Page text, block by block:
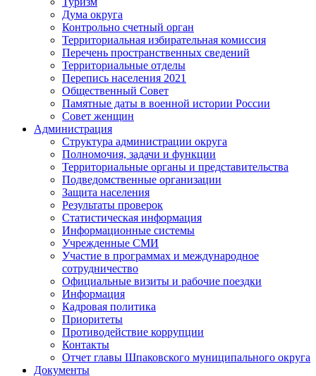
Дума округа
Контрольно счетный орган
Территориальная избирательная комиссия
Перечень пространственных сведений
Территориальные отделы
Перепись населения 2021
Общественный Совет
Памятные даты в военной истории России
Совет женщин
Администрация
Структура администрации округа
Полномочия, задачи и функции
Территориальные органы и представительства
Подведомственные организации
Защита населения
Результаты проверок
Статистическая информация
Информационные системы
Учрежденные СМИ
Участие в программах и международное
сотрудничество
Официальные визиты и рабочие поездки
Информация
Кадровая политика
Приоритеты
Противодействие коррупции
Контакты
Отчет главы Шпаковского муниципального округа
Документы